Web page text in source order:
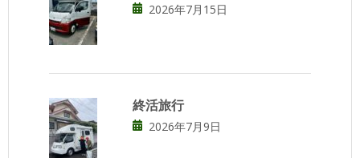
2026年7月15日
終活旅行
2026年7月9日